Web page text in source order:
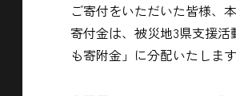
ご寄付をいただいた皆様、
寄付金は、被災地3県支援
も寄附金」に分配いたします